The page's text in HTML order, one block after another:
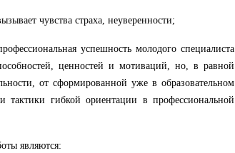
чувства страха, неуверенности;
успешность молодого специалиста
ценностей и мотиваций, но, в равной
от сформированной уже в образовательном
тактики гибкой ориентации в профессиональной
являются: